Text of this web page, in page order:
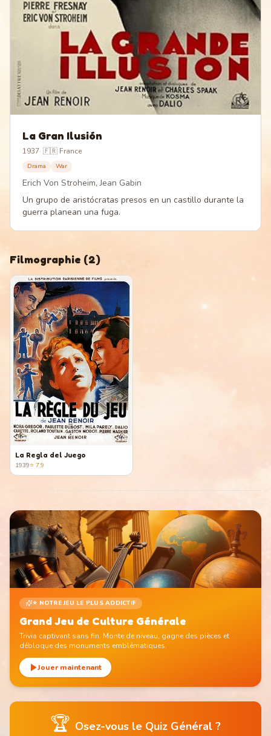
La Gran Ilusión
1937· 🇫🇷 France
Drama War
Erich Von Stroheim, Jean Gabin
Un grupo de aristócratas presos en un castillo durante la
guerra planean una fuga.
Filmographie (2)
La Regla del Juego
1939⭐ 7.9
⭐ NOTRE JEU LE PLUS ADDICTIF
Grand Jeu de Culture Générale
Trivia captivant sans fin. Monte de niveau, gagne des pièces et
débloque des monuments emblématiques.
Jouer maintenant
🏆 Osez-vous le Quiz Général ?